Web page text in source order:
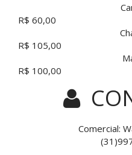
R$ 60,00
R$ 105,00
R$ 100,00
Comercial: